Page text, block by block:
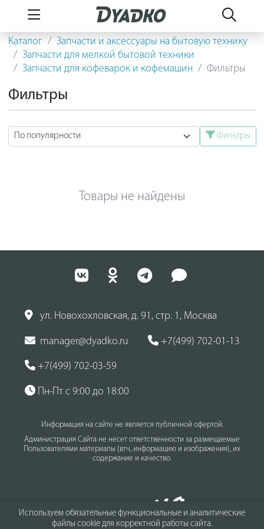
Каталог
Запчасти и аксессуары на бытовую технику
Запчасти для мелкой бытовой техники
Запчасти для кофеварок и кофемашин
Фильтры
Фильтры
Фильтры
Товары не найдены
Используем обязательные функциональные и аналитические
файлы cookie для корректной работы сайта.
ул. Новохохловская, д. 91, стр. 1, Москва
manager@dyadko.ru +7(499) 702-01-13
+7(499) 702-03-59
Пн-Пт с 9:00 до 18:00
Информация на сайте не является публичной офертой.
Администрация Сайта не несет ответственности за размещаемые
Пользователями материалы (втч, информацию и изображения), их
содержание и качество.